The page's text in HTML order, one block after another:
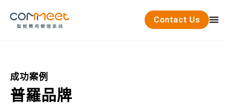
Contact Us
成功案例
普羅品牌